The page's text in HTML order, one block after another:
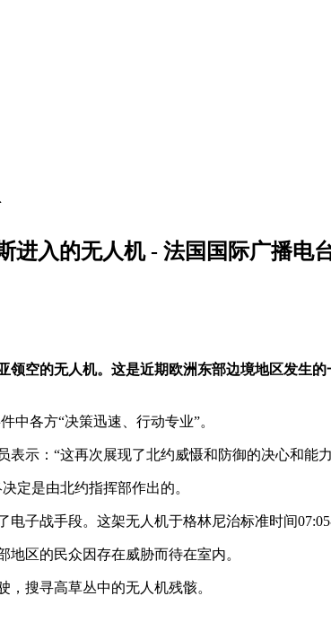
进入的无人机 - 法国国际广播电
空的无人机。这是近期欧洲东部边境地区发生
中各方“决策迅速、行动专业”。
示：“这再次展现了北约威慑和防御的决心和能力
定是由北约指挥部作出的。
子战手段。这架无人机于格林尼治标准时间
区的民众因存在威胁而待在室内。
搜寻高草丛中的无人机残骸。